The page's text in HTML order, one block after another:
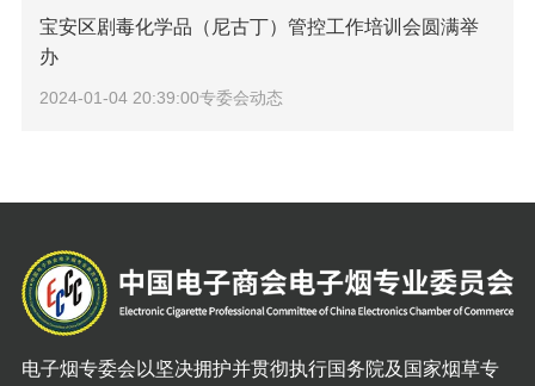
宝安区剧毒化学品（尼古丁）管控工作培训会圆满举
办
2024-01-04 20:39:00专委会动态
电子烟专委会以坚决拥护并贯彻执行国务院及国家烟草专